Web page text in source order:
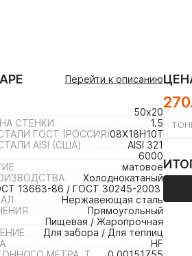
Перейти к описанию
50х20
СТЕНКИ
1.5
ГОСТ (РОССИЯ)08Х18Н10Т /
AISI (США)
AISI 321
6000
матовое
Холоднокатаный
13663-86 / ГОСТ 30245-2003 /
Нержавеющая сталь
Прямоугольный
Пищевая / Жаропрочная
Для забора / Для теплиц
HF